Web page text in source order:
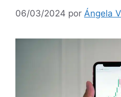
06/03/2024 por Ángela